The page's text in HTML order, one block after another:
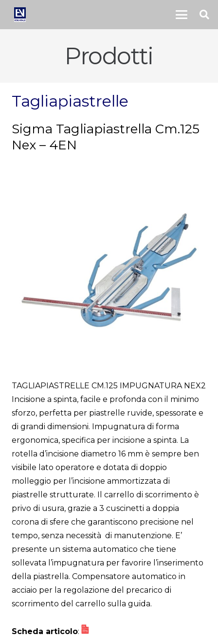
Prodotti
Tagliapiastrelle
Sigma Tagliapiastrella Cm.125
Nex – 4EN
TAGLIAPIASTRELLE CM.125 IMPUGNATURA NEX2
Incisione a spinta, facile e profonda con il minimo
sforzo, perfetta per piastrelle ruvide, spessorate e
di grandi dimensioni. Impugnatura di forma
ergonomica, specifica per incisione a spinta. La
rotella d’incisione diametro 16 mm è sempre ben
visibile lato operatore e dotata di doppio
molleggio per l’incisione ammortizzata di
piastrelle strutturate. Il carrello di scorrimento è
privo di usura, grazie a 3 cuscinetti a doppia
corona di sfere che garantiscono precisione nel
tempo, senza necessità di manutenzione. E’
presente un sistema automatico che tiene
sollevata l’impugnatura per favorire l’inserimento
della piastrella. Compensatore automatico in
acciaio per la regolazione del precarico di
scorrimento del carrello sulla guida.
Scheda articolo: